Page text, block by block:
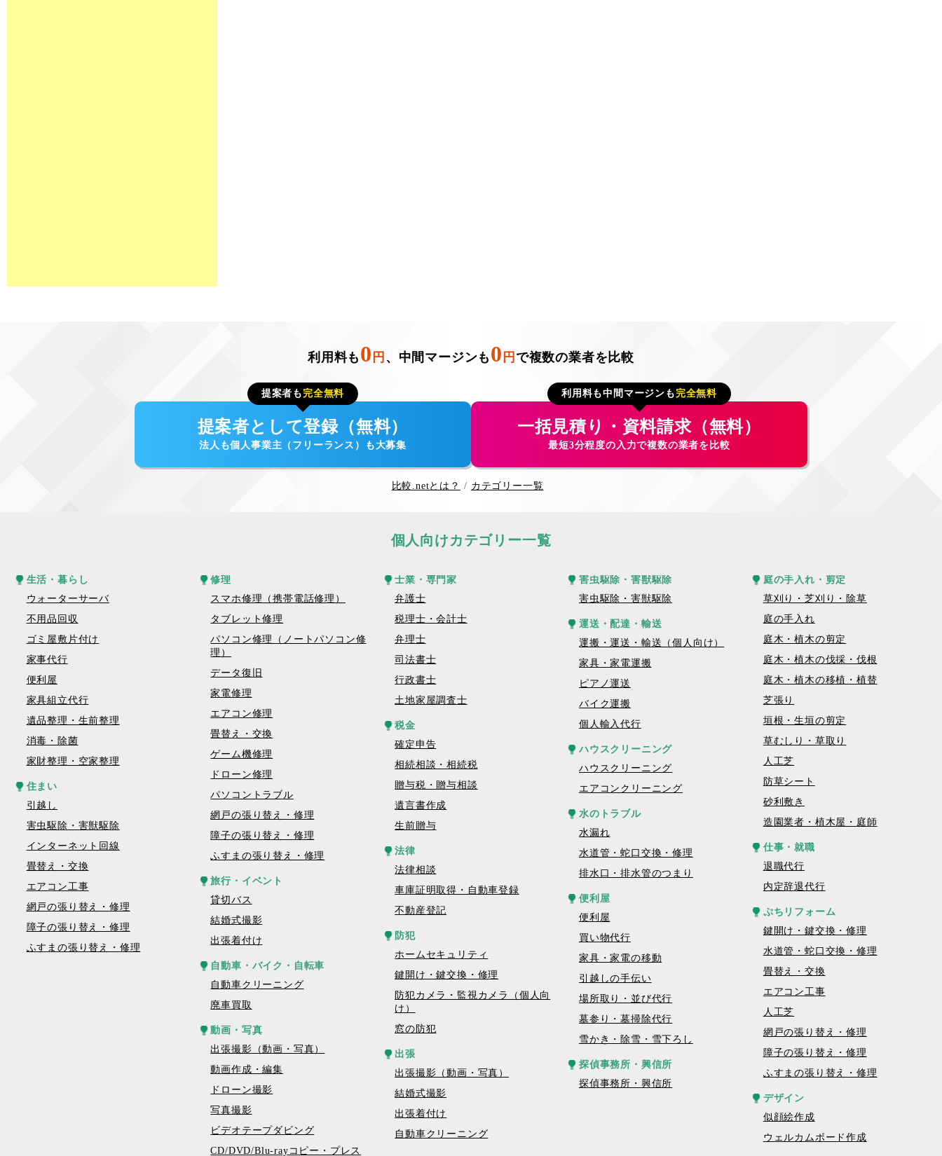
利用料も 0 円 、中間マージンも 0 円 で複数の業者を比較
提案者も 完全無料
提案者として登録（無料）
法人も個人事業主（フリーランス）も大募集
利用料も中間マージンも 完全無料
一括見積り・資料請求（無料）
最短3分程度の入力で複数の業者を比較
比較.netとは？ カテゴリー一覧
個人向けカテゴリー一覧
生活・暮らし
ウォーターサーバ
不用品回収
ゴミ屋敷片付け
家事代行
便利屋
家具組立代行
遺品整理・生前整理
消毒・除菌
家財整理・空家整理
住まい
引越し
害虫駆除・害獣駆除
インターネット回線
畳替え・交換
エアコン工事
網戸の張り替え・修理
障子の張り替え・修理
ふすまの張り替え・修理
修理
スマホ修理（携帯電話修理）
タブレット修理
パソコン修理（ノートパソコン修
理）
データ復旧
家電修理
エアコン修理
畳替え・交換
ゲーム機修理
ドローン修理
パソコントラブル
網戸の張り替え・修理
障子の張り替え・修理
ふすまの張り替え・修理
旅行・イベント
貸切バス
結婚式撮影
出張着付け
自動車・バイク・自転車
自動車クリーニング
廃車買取
動画・写真
出張撮影（動画・写真）
動画作成・編集
ドローン撮影
写真撮影
ビデオテープダビング
CD/DVD/Blu-rayコピー・プレス
士業・専門家
弁護士
税理士・会計士
弁理士
司法書士
行政書士
土地家屋調査士
税金
確定申告
相続相談・相続税
贈与税・贈与相談
遺言書作成
生前贈与
法律
法律相談
車庫証明取得・自動車登録
不動産登記
防犯
ホームセキュリティ
鍵開け・鍵交換・修理
防犯カメラ・監視カメラ（個人向
け）
窓の防犯
出張
出張撮影（動画・写真）
結婚式撮影
出張着付け
自動車クリーニング
害虫駆除・害獣駆除
害虫駆除・害獣駆除
運送・配達・輸送
運搬・運送・輸送（個人向け）
家具・家電運搬
ピアノ運送
バイク運搬
個人輸入代行
ハウスクリーニング
ハウスクリーニング
エアコンクリーニング
水のトラブル
水漏れ
水道管・蛇口交換・修理
排水口・排水管のつまり
便利屋
便利屋
買い物代行
家具・家電の移動
引越しの手伝い
場所取り・並び代行
墓参り・墓掃除代行
雪かき・除雪・雪下ろし
探偵事務所・興信所
探偵事務所・興信所
庭の手入れ・剪定
草刈り・芝刈り・除草
庭の手入れ
庭木・植木の剪定
庭木・植木の伐採・伐根
庭木・植木の移植・植替
芝張り
垣根・生垣の剪定
草むしり・草取り
人工芝
防草シート
砂利敷き
造園業者・植木屋・庭師
仕事・就職
退職代行
内定辞退代行
ぷちリフォーム
鍵開け・鍵交換・修理
水道管・蛇口交換・修理
畳替え・交換
エアコン工事
人工芝
網戸の張り替え・修理
障子の張り替え・修理
ふすまの張り替え・修理
デザイン
似顔絵作成
ウェルカムボード作成